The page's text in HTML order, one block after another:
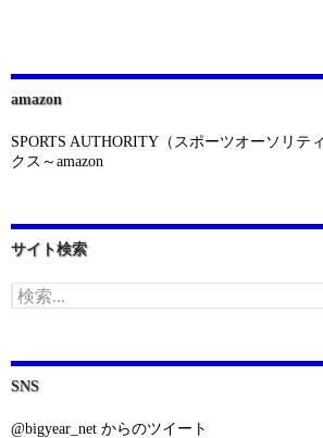
amazon
SPORTS AUTHORITY（スポーツオーソリテ
クス～amazon
サイト検索
検
索:
SNS
@bigyear_net からのツイート